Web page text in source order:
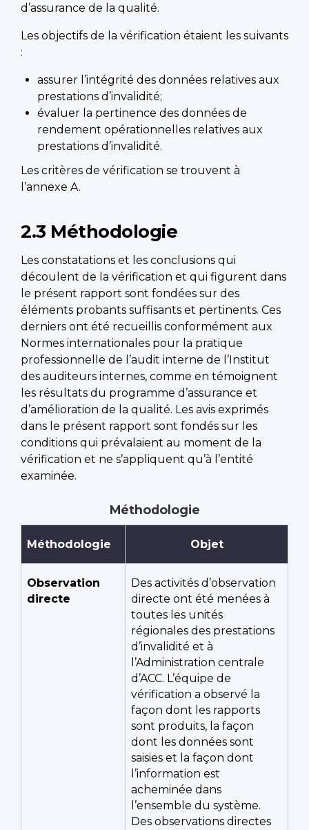
d’assurance de la qualité.
Les objectifs de la vérification étaient les suivants
:
assurer l’intégrité des données relatives aux
prestations d’invalidité;
évaluer la pertinence des données de
rendement opérationnelles relatives aux
prestations d’invalidité.
Les critères de vérification se trouvent à
l’annexe A.
2.3 Méthodologie
Les constatations et les conclusions qui
découlent de la vérification et qui figurent dans
le présent rapport sont fondées sur des
éléments probants suffisants et pertinents. Ces
derniers ont été recueillis conformément aux
Normes internationales pour la pratique
professionnelle de l’audit interne de l’Institut
des auditeurs internes, comme en témoignent
les résultats du programme d’assurance et
d’amélioration de la qualité. Les avis exprimés
dans le présent rapport sont fondés sur les
conditions qui prévalaient au moment de la
vérification et ne s’appliquent qu’à l’entité
examinée.
Méthodologie
Méthodologie Objet
Observation
directe
Des activités d’observation
directe ont été menées à
toutes les unités
régionales des prestations
d’invalidité et à
l’Administration centrale
d’ACC. L’équipe de
vérification a observé la
façon dont les rapports
sont produits, la façon
dont les données sont
saisies et la façon dont
l’information est
acheminée dans
l’ensemble du système.
Des observations directes